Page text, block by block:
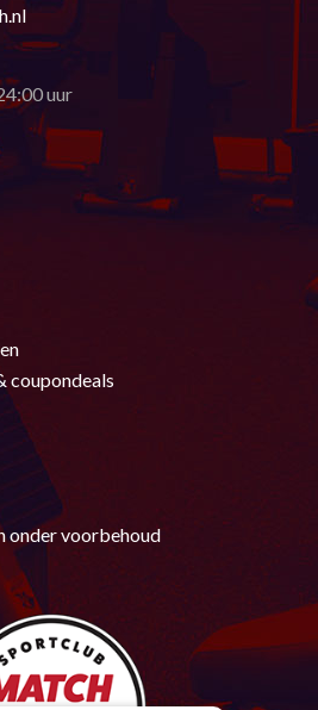
uur
coupondeals
onder voorbehoud